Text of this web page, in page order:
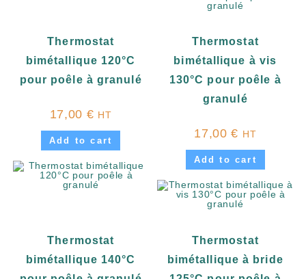
Thermostat
bimétallique 120°C
pour poêle à granulé
17,00 € HT
Add to cart
Thermostat
bimétallique à vis
130°C pour poêle à
granulé
17,00€ HT
Add to cart
Thermostat
bimétallique 140°C
Thermostat
bimétallique à bride